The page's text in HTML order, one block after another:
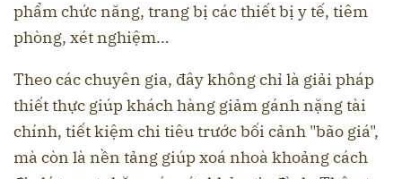
phẩm chức năng, trang bị các thiết bị y tế, tiêm
phòng, xét nghiệm…
Theo các chuyên gia, đây không chỉ là giải pháp
thiết thực giúp khách hàng giảm gánh nặng tài
chính, tiết kiệm chi tiêu trước bối cảnh "bão giá",
mà còn là nền tảng giúp xoá nhoà khoảng cách